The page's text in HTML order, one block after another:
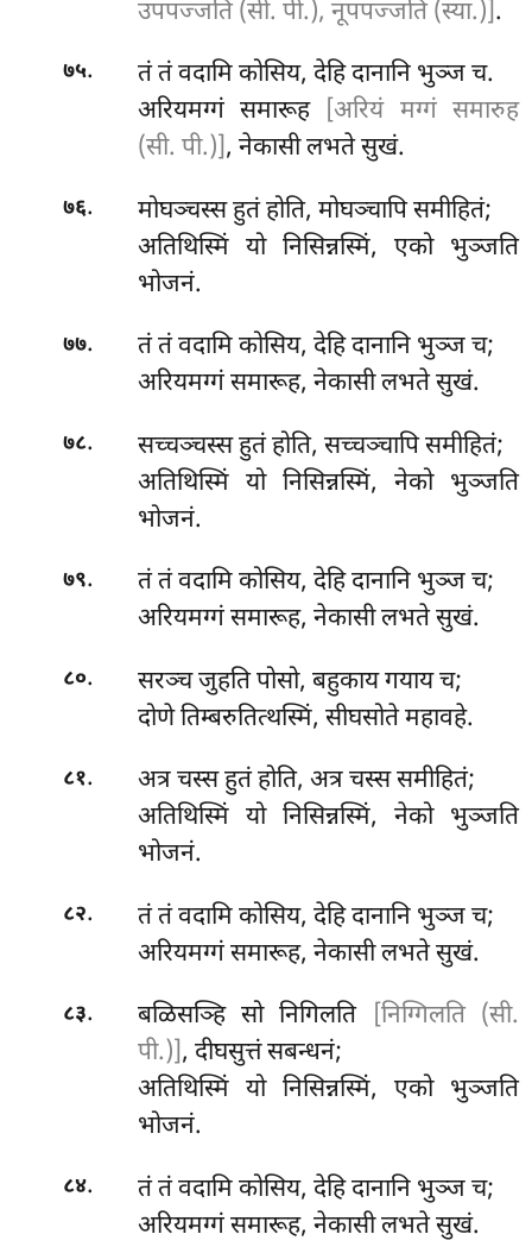
उपपज्जति (सी. पी.), नूपपज्जति (स्या.)] .
७५.
तं तं वदामि कोसिय, देहि दानानि भुञ्ज च.
अरियमग्गं समारूह [अरियं मग्गं समारुह
(सी. पी.)], नेकासी लभते सुखं.
७६.
मोघञ्चस्स हुतं होति, मोघञ्चापि समीहितं;
अतिथिस्मिं यो निसिन्नस्मिं, एको भुञ्जति
भोजनं.
७७.
तं तं वदामि कोसिय, देहि दानानि भुञ्ज च;
अरियमग्गं समारूह, नेकासी लभते सुखं.
७८. सच्चञ्चस्सहुतं होति, सच्चञ्चापि समीहितं;
अतिथिस्मिं यो निसिन्नस्मिं, नेको भुञ्जति
भोजनं.
७९.
तं तं वदामि कोसिय, देहि दानानि भुञ्ज च;
अरियमग्गं समारूह, नेकासी लभते सुखं.
८०.
सरञ्च जुहति पोसो, बहुकाय गयाय च;
दोणे तिम्बरुतित्थस्मिं, सीघसोते महावहे.
८१.
अत्र चस्स हुतं होति, अत्र चस्स समीहितं;
अतिथिस्मिं यो निसिन्नस्मिं, नेको भुञ्जति
भोजनं.
८२.
तं तं वदामि कोसिय, देहि दानानि भुञ्ज च;
अरियमग्गंसमारूह, नेकासी लभते सुखं.
८३. बळिसञ्हि सो निगिलति
[निग्गिलति (सी.
पी.)], दीघसुत्तं सबन्धनं;
अतिथिस्मिं यो निसिन्नस्मिं, एको भुञ्जति
भोजनं.
८४.
तं तं वदामि कोसिय, देहि दानानि भुञ्ज च;
अरियमग्गं समारूह, नेकासी लभते सुखं.